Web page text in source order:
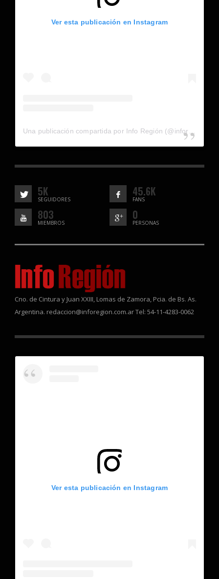
Ver esta publicación en Instagram
5K
SEGUIDORES
45.6K
FANS
803
MIEMBROS
0
PERSONAS
Cno. de Cintura y Juan XXIII, Lomas de Zamora, Pcia. de Bs. As.
Argentina. redaccion@inforegion.com.ar Tel: 54-11-4283-0062
Ver esta publicación en Instagram